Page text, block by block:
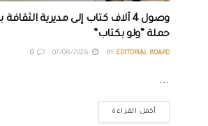
وصول 4 آلاف كتاب إلى مديرية
حملة “ولو بكتاب”
BY EDITORIAL BOARD
0
...
أكمل القراءة